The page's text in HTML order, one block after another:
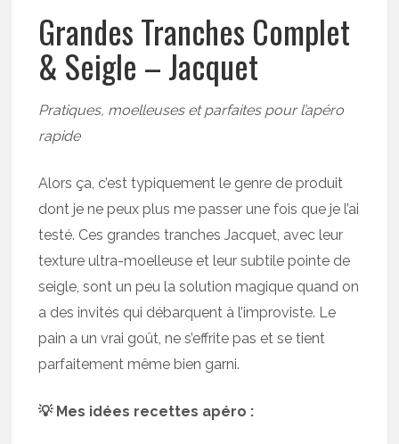
Grandes Tranches Complet
& Seigle – Jacquet
Pratiques, moelleuses et parfaites pour l’apéro
rapide
Alors ça, c’est typiquement le genre de produit
dont je ne peux plus me passer une fois que je l’ai
testé. Ces grandes tranches Jacquet, avec leur
texture ultra-moelleuse et leur subtile pointe de
seigle, sont un peu la solution magique quand on
a des invités qui débarquent à l’improviste. Le
pain a un vrai goût, ne s’effrite pas et se tient
parfaitement même bien garni.
💡 Mes idées recettes apéro :